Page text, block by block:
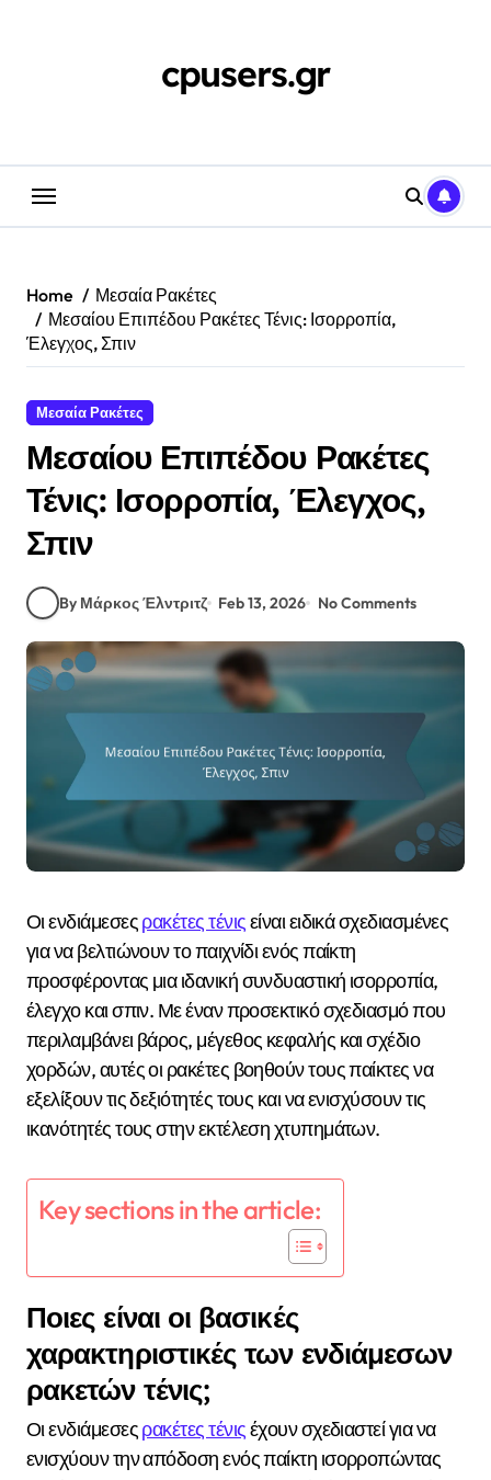
cpusers.gr
Home
Μεσαία Ρακέτες
Μεσαίου Επιπέδου Ρακέτες Τένις: Ισορροπία,
Έλεγχος, Σπιν
Μεσαία Ρακέτες
Μεσαίου Επιπέδου Ρακέτες
Τένις: Ισορροπία, Έλεγχος,
Σπιν
By Μάρκος Έλντριτζ Feb 13, 2026 No Comments
Οι ενδιάμεσεςρακέτες τένιςείναι ειδικά σχεδιασμένες
για να βελτιώνουν το παιχνίδι ενός παίκτη
προσφέροντας μια ιδανική συνδυαστική ισορροπία,
έλεγχο και σπιν. Με έναν προσεκτικό σχεδιασμό που
περιλαμβάνει βάρος, μέγεθος κεφαλής και σχέδιο
χορδών, αυτές οι ρακέτες βοηθούν τους παίκτες να
εξελίξουν τις δεξιότητές τους και να ενισχύσουν τις
ικανότητές τους στην εκτέλεση χτυπημάτων.
Key sections in the article:
Ποιες είναι οι βασικές
χαρακτηριστικές των ενδιάμεσων
ρακετών τένις;
Οι ενδιάμεσεςρακέτες τένιςέχουν σχεδιαστεί για να
ενισχύουν την απόδοση ενός παίκτη ισορροπώντας